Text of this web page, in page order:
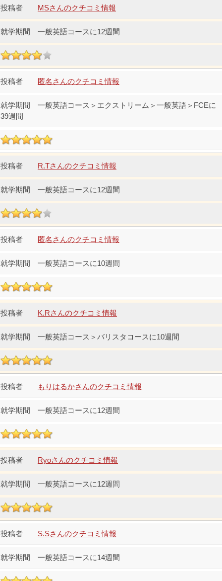
MSさんのクチコミ情報
一般英語コースに12週間
匿名さんのクチコミ情報
一般英語コース＞エクストリーム＞一般英語＞FCEに
39週間
R.Tさんのクチコミ情報
一般英語コースに12週間
匿名さんのクチコミ情報
一般英語コースに10週間
K.Rさんのクチコミ情報
一般英語コース＞バリスタコースに10週間
もりはるかさんのクチコミ情報
一般英語コースに12週間
Ryoさんのクチコミ情報
一般英語コースに12週間
S.Sさんのクチコミ情報
一般英語コースに14週間